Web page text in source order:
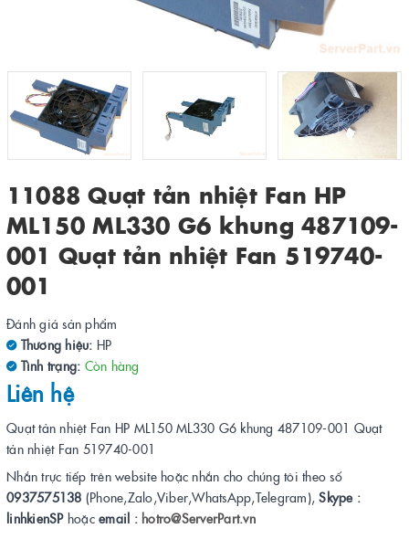
11088 Quạt tản nhiệt Fan HP
ML150 ML330 G6 khung 487109-
001 Quạt tản nhiệt Fan 519740-
001
Đánh giá sản phẩm
Thương hiệu: HP
Tình trạng: Còn hàng
Liên hệ
Quạt tản nhiệt Fan HP ML150 ML330 G6 khung 487109-001 Quạt
tản nhiệt Fan 519740-001
Nhắn trực tiếp trên website hoặc nhắn cho chúng tôi theo số
0937575138 (Phone,Zalo,Viber,WhatsApp,Telegram),Skype :
linhkienSPhoặc email : hotro@ServerPart.vn